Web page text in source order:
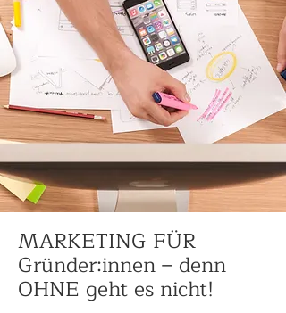
MARKETING FÜR
Gründer:innen – denn
OHNE geht es nicht!